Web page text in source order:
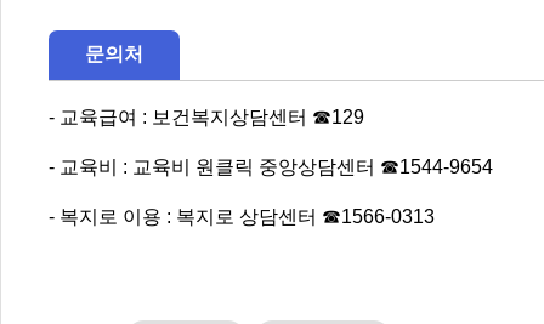
문의처
- 교육급여 : 보건복지상담센터 ☎129
- 교육비 : 교육비 원클릭 중앙상담센터 ☎1544-9654
- 복지로 이용 : 복지로 상담센터 ☎1566-0313